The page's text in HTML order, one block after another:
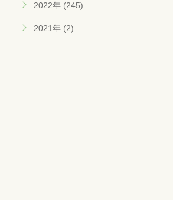
2022年 (245)
2021年 (2)